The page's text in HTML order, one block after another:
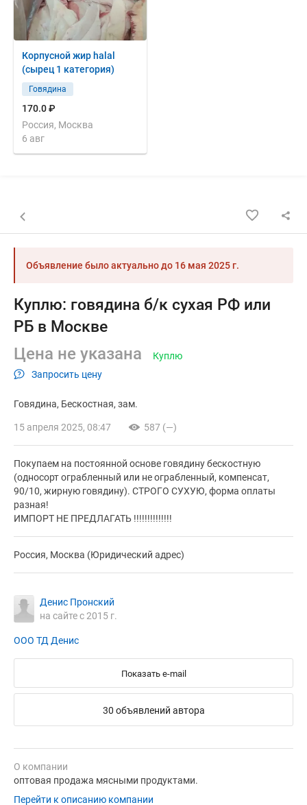
Корпусной жир halal
(сырец 1 категория)
Говядина
170.0 ₽
Россия, Москва
6 авг
Назад к списку объявлений
Объявление было актуально до 16 мая 2025 г.
Куплю: говядина б/к сухая РФ или
РБ в Москве
Цена не указана
Запросить цену
Куплю
Говядина Бескостная зам.
15 апреля 2025, 08:47 587 (—)
Покупаем на постоянной основе говядину бескостную
(односорт ограбленный или не ограбленный, компенсат,
90/10, жирную говядину). СТРОГО СУХУЮ, форма оплаты
разная!
ИМПОРТ НЕ ПРЕДЛАГАТЬ !!!!!!!!!!!!!!
Россия, Москва (Юридический адрес)
Денис Пронский
на сайте с 2015 г.
ООО ТД Денис
Показать e-mail
30 объявлений автора
О компании
оптовая продажа мясными продуктами.
Перейти к описанию компании